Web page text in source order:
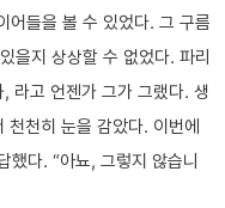
어들을 볼 수 있었다. 그 구름
을지 상상할 수 없었다. 파리
라고 언젠가 그가 그랬다. 생
천히 눈을 감았다. 이번에
했다. “아뇨, 그렇지 않습니